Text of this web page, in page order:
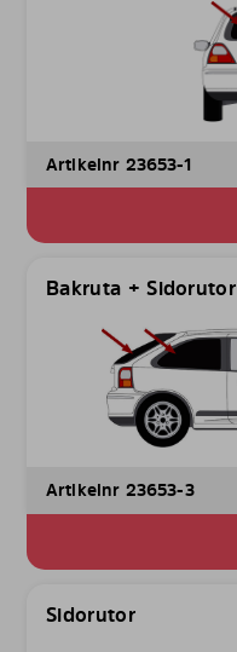
Artikelnr 23653-1
Bakruta + Sidorutor
Artikelnr 23653-3
Sidorutor